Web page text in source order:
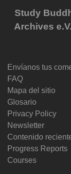
Study
Archives
Envíanos tus
FAQ
Mapa del sitio
Glosario
Privacy Policy
Newsletter
Contenido
Progress Reports
Courses